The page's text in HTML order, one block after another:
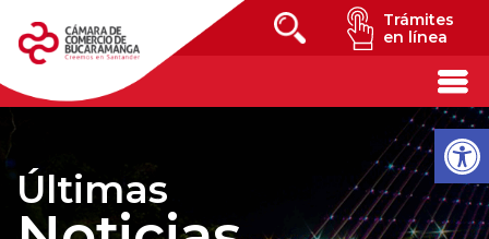
Trámites
en línea
Últimas